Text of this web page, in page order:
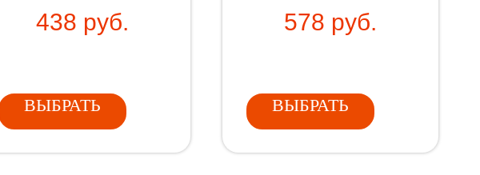
отличное украшение дня
рождения!
438 руб.
ВЫБРАТЬ
месяцев — яркий декор на
годик мальчику.
578 руб.
ВЫБРАТЬ